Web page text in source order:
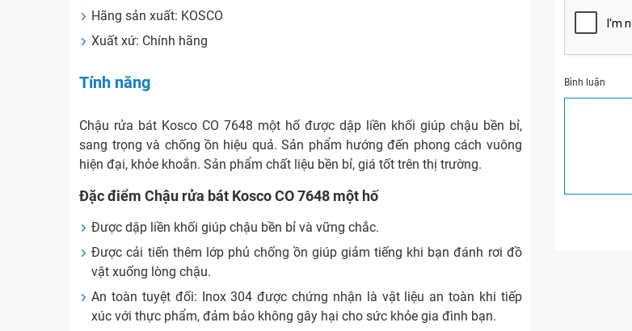
Hãng sản xuất: KOSCO
Xuất xứ: Chính hãng
Tính năng
Chậu rửa bát Kosco CO 7648 một hố được dập liền khối giúp chậu bền bỉ,
sang trọng và chống ồn hiệu quả. Sản phẩm hướng đến phong cách vuông
hiện đại, khỏe khoắn. Sản phẩm chất liệu bền bỉ, giá tốt trên thị trường.
Đặc điểm Chậu rửa bát Kosco CO 7648 một hố
Được dập liền khối giúp chậu bền bỉ và vững chắc.
Được cải tiến thêm lớp phủ chống ồn giúp giảm tiếng khi bạn đánh rơi đồ
vật xuống lòng chậu.
An toàn tuyệt đối: Inox 304 được chứng nhận là vật liệu an toàn khi tiếp
xúc với thực phẩm, đảm bảo không gây hại cho sức khỏe gia đình bạn.
Bình luận